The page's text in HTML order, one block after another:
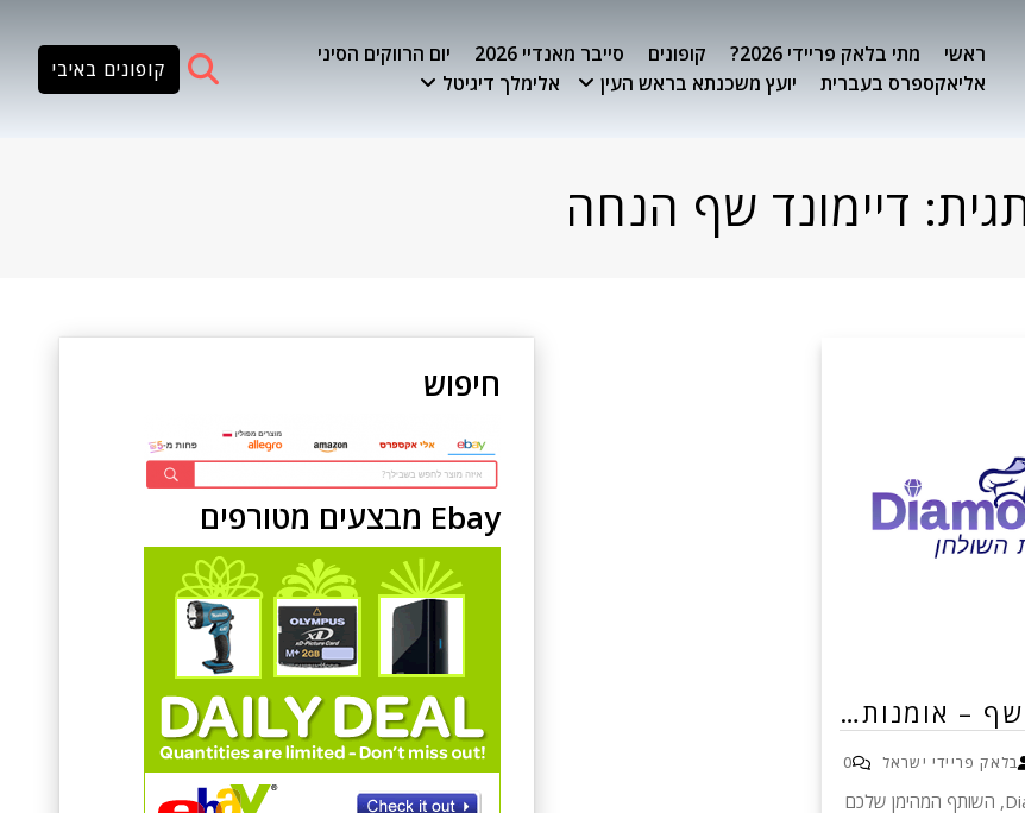
ראשי מתי בלאק פריידי 2026? קופונים סייבר מאנדיי 2026
יום הרווקים הסיני
אליאקספרס בעברית
יועץ משכנתא בראש העין אלימלך דיגיטל
קופונים באיבי
דיימונד שף הנחה
שף – אומנות…
בלאק פריידי ישראל 0
דיימונד שף - Diamond Chef, השותף המהימן שלכם
חיפוש
Ebay מבצעים מטורפים